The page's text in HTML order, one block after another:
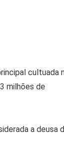
cultuada
milhões de
a deusa